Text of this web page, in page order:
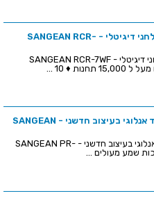
רדיו אינטרנט שולחני דיגיטלי - SANGEAN RCR-
♦ 10 ...
רדיו שולחני / נייד אנלוגי בעיצוב חדשני - SANGEAN
רדיו שולחני / נייד אנלוגי בעיצוב חדשני - SANGEAN PR-